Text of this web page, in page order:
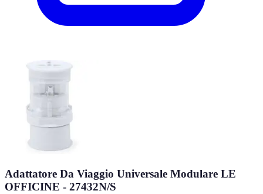
Adattatore Da Viaggio Universale Modulare LE
OFFICINE - 27432N/S